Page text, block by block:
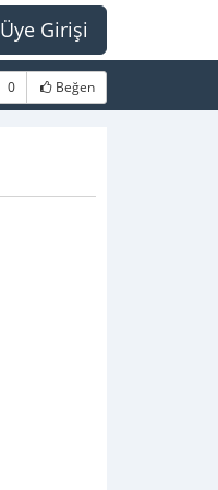
Üye Girişi
0 Beğen